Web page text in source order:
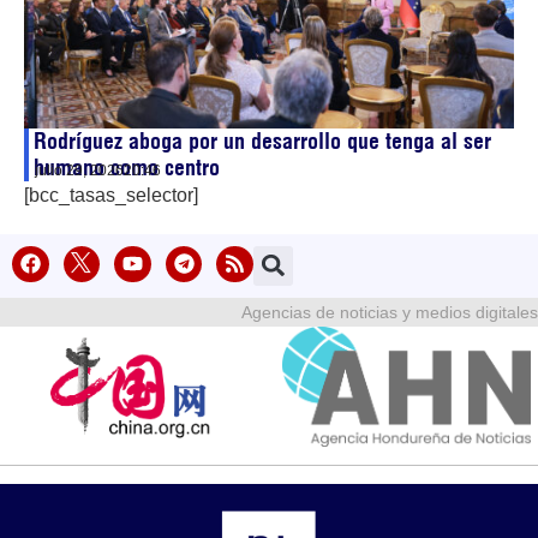
Rodríguez aboga por un desarrollo que tenga al ser
humano como centro
julio 29, 202620:46
[bcc_tasas_selector]
Agencias de noticias y medios digitales